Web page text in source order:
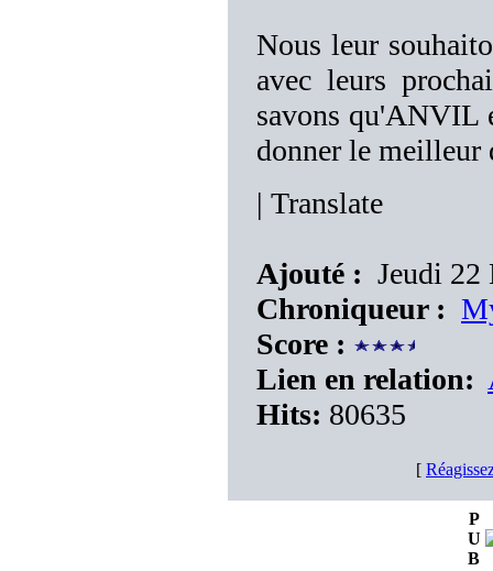
Nous leur
avec leurs
savons qu'ANVIL
donner le meilleur
| Translate
Ajouté : Jeudi 22
Chroniqueur :
Score :
Lien en relation:
Hits: 80635
[
P
U
B